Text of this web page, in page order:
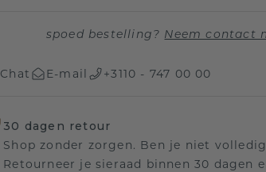
spoed bestelling? Neem contact
Chat E-mail +3110 - 747 00 00
30 dagen retour
Shop zonder zorgen. Ben je niet
Retourneer je sieraad binnen 30 dagen